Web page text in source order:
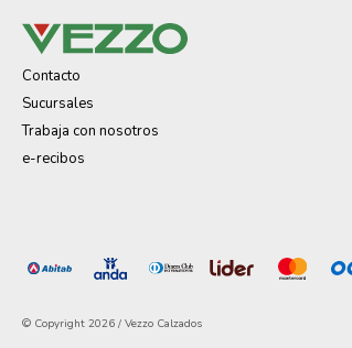
Contacto
Sucursales
Trabaja con nosotros
e-recibos
© Copyright 2026 / Vezzo Calzados